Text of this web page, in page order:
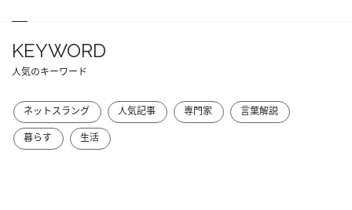
KEYWORD
人気のキーワード
ネットスラング 人気記事 専門家
言葉解説
暮らす
生活